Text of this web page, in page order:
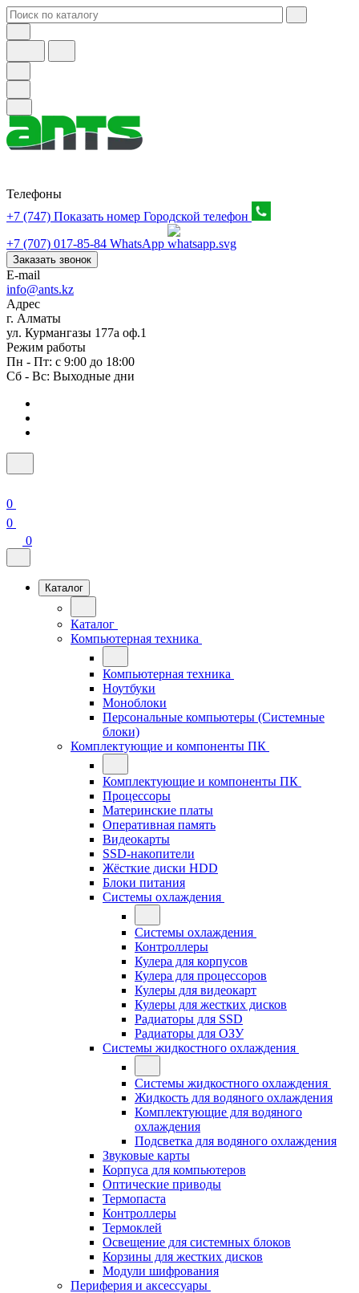
Телефоны
+7 (747) Показать номер Городской телефон
+7 (707) 017-85-84 WhatsApp
Заказать звонок
E-mail
info@ants.kz
Адрес
г. Алматы
ул. Курмангазы 177а оф.1
Режим работы
Пн - Пт: с 9:00 до 18:00
Сб - Вс: Выходные дни
0
0
0
Каталог
Каталог
Компьютерная техника
Компьютерная техника
Ноутбуки
Моноблоки
Персональные компьютеры (Системные
блоки)
Комплектующие и компоненты ПК
Комплектующие и компоненты ПК
Процессоры
Материнские платы
Оперативная память
Видеокарты
SSD-накопители
Жёсткие диски HDD
Блоки питания
Системы охлаждения
Системы охлаждения
Контроллеры
Кулера для корпусов
Кулера для процессоров
Кулеры для видеокарт
Кулеры для жестких дисков
Радиаторы для SSD
Радиаторы для ОЗУ
Системы жидкостного охлаждения
Системы жидкостного охлаждения
Жидкость для водяного охлаждения
Комплектующие для водяного
охлаждения
Подсветка для водяного охлаждения
Звуковые карты
Корпуса для компьютеров
Оптические приводы
Термопаста
Контроллеры
Термоклей
Освещение для системных блоков
Корзины для жестких дисков
Модули шифрования
Периферия и аксессуары